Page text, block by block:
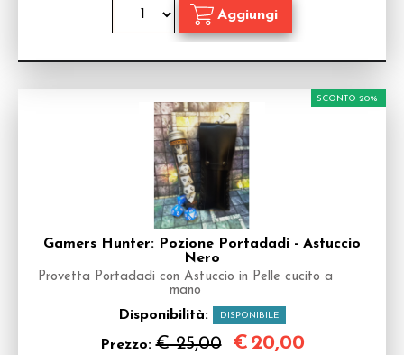
Gamers Hunter: Pozione Portadadi - Astuccio
Nero
Provetta Portadadi con Astuccio in Pelle cucito a
mano
Disponibilità: DISPONIBILE
Prezzo:€ 25,00
SCONTO 20%
€ 20,00